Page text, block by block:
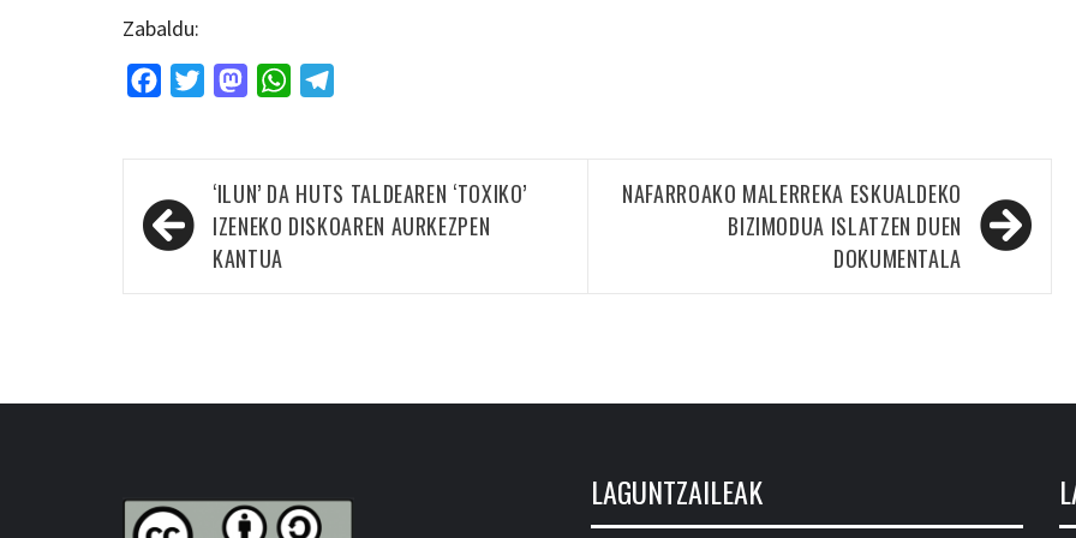
Zabaldu:
FacebookTwitterMastodonWhatsApp
Bidalketetan
zehar
nabigatu
‘ILUN’ DA HUTS TALDEAREN ‘TOXIKO’
IZENEKO DISKOAREN AURKEZPEN
KANTUA
NAFARROAKO MALERREKA ESKUALDEKO
BIZIMODUA ISLATZEN DUEN
DOKUMENTALA
LAGUNTZAILEAK